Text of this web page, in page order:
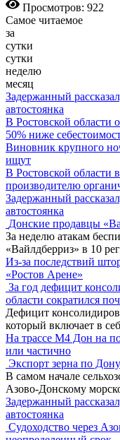
Просмотров: 922
Самое читаемое
за
сутки
сутки
неделю
месяц
Задержанный
автостоянка
В Ростовской области
50% ниже
Виновник крупного
ищут
В Ростовской области
производителю
Задержанный
автостоянка
Донские продавцы
За неделю атакам
«Вайлдберриз» в 10
Из-за последствий
«Ростов Арене»
За год дефицит
области сократился
Дефицит
который включает в
На трассе М4 Дон на
или частично
Экспорт зерна по
В самом начале
Азово-Донскому
Задержанный
автостоянка
Судоходство через